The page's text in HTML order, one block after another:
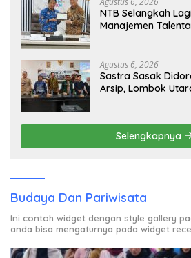
NTB Selangkah
Manajemen
Agustus 6, 2026
Sastra Sasak
Arsip, Lombok
Selengkapnya
Budaya Dan Pariwisata
Ini contoh widget dengan style gallery
anda bisa mengaturnya pada widget